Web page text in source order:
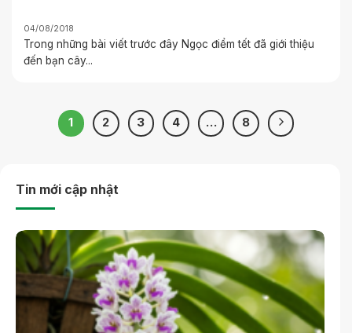
04/08/2018
Trong những bài viết trước đây Ngọc điểm tết đã giới thiệu
đến bạn cây...
1 2 3 4 … 8
Tin mới cập nhật